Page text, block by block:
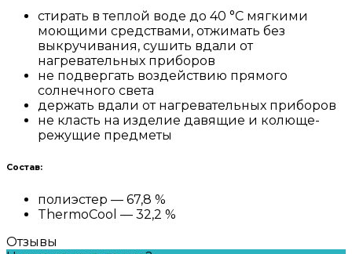
стирать в теплой воде до 40 °С мягкими
моющими средствами, отжимать без
выкручивания, сушить вдали от
нагревательных приборов
не подвергать воздействию прямого
солнечного света
держать вдали от нагревательных приборов
не класть на изделие давящие и колюще-
режущие предметы
Состав:
полиэстер — 67,8 %
ThermoCool — 32,2 %
Отзывы